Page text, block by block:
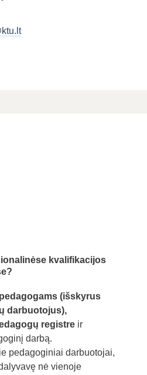
kvalifikacijos
pedagogams (išskyrus
darbuotojus),
registre ir
darbą.
pedagoginiai darbuotojai,
nė vienoje